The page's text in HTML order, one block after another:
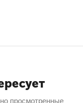
просмотренные